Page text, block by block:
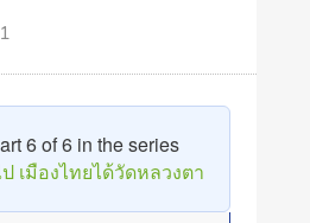
6 of 6 in the series
เมืองไทยได้วัดหลวงตา